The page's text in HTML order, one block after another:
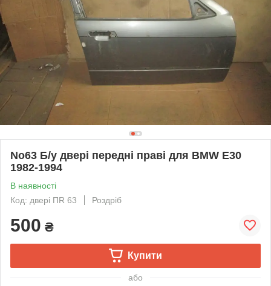
No63 Б/у двері передні праві для BMW E30
1982-1994
В наявності
Код: двері ПR 63
Роздріб
500 ₴
Купити
або